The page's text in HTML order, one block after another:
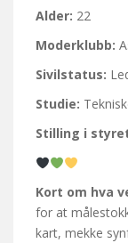
Alder: 22
Moderklubb:
Sivilstatus:
Studie:
Stilling i
Kort om hva
for at
kart, mekke